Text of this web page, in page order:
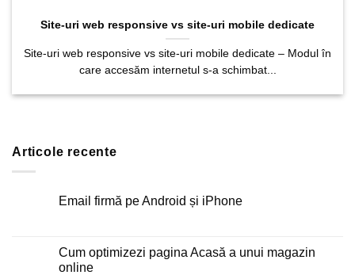
Site-uri web responsive vs site-uri mobile dedicate
Site-uri web responsive vs site-uri mobile dedicate – Modul în
care accesăm internetul s-a schimbat...
Articole recente
Email firmă pe Android și iPhone
Email
firmă
pe
Cum optimizezi pagina Acasă a unui magazin
online